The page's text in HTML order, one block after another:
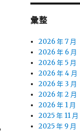
彙整
2026 年 7 月
2026 年 6 月
2026 年 5 月
2026 年 4 月
2026 年 3 月
2026 年 2 月
2026 年 1 月
2025 年 11 月
2025 年 9 月